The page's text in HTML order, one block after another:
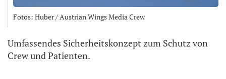
Fotos: Huber / Austrian Wings Media Crew
Umfassendes Sicherheitskonzept zum Schutz von
Crew und Patienten.